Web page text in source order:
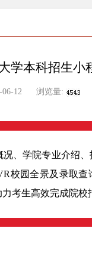
学本科招生小
06-12 浏览量:
、学院专业介绍、
校园全景及录取查
考生高效完成院校